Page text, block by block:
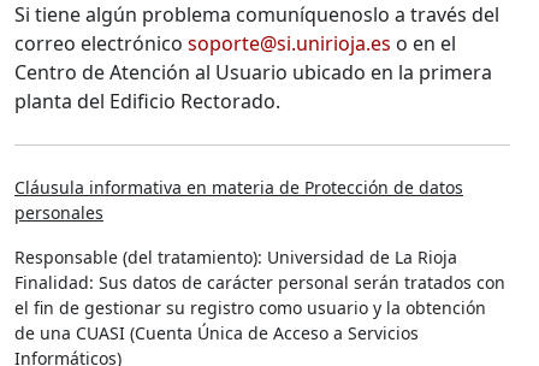
Si tiene algún problema comuníquenoslo a través del
correo electrónico soporte@si.unirioja.es o en el
Centro de Atención al Usuario ubicado en la primera
planta del Edificio Rectorado.
Cláusula informativa en materia de Protección de datos
personales
Responsable (del tratamiento): Universidad de La Rioja
Finalidad: Sus datos de carácter personal serán tratados con
el fin de gestionar su registro como usuario y la obtención
de una CUASI (Cuenta Única de Acceso a Servicios
Informáticos)